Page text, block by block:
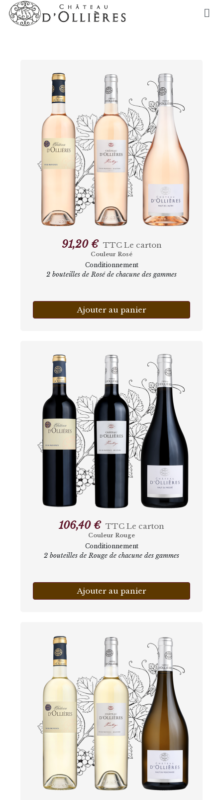
91,20 € TTCLe carton
Couleur Rosé
Conditionnement
2 bouteilles de Rosé de chacune des gammes
Ajouter au panier
106,40 € TTC Le carton
Couleur Rouge
Conditionnement
2 bouteilles de Rouge de chacune des gammes
Ajouter au panier